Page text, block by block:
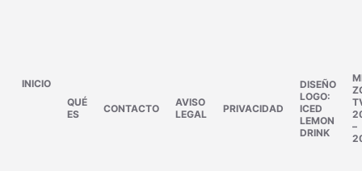
INICIO
QUÉ
ES
CONTACTO
AVISO
LEGAL
PRIVACIDAD
DISEÑO
LOGO:
ICED
LEMON
DRINK
–